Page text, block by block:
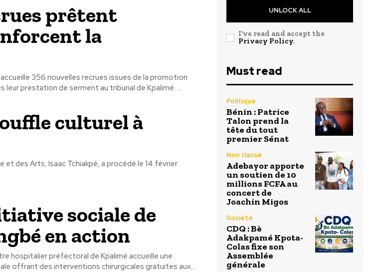
prêtent
la
356 nouvelles recrues issues de la promotion
2024, officiellement engagées après leur prestation de serment au tribunal de Kpalimé. ...
culturel à
et des Arts, Isaac Tchiakpé, a procédé le 14 février
sociale de
en action
hospitalier préfectoral de Kpalimé accueille une
offrant des interventions chirurgicales gratuites aux...
UNLOCK ALL
I've read and accept the
Privacy Policy.
Must read
Politique
Bénin : Patrice
Talon prend la
tête du tout
premier Sénat
Non classé
Adebayor apporte
un soutien de 10
millions FCFA au
concert de
Joachin Migos
Société
CDQ : Bè
Adakpamé Kpota-
Colas fixe son
Assemblée
générale